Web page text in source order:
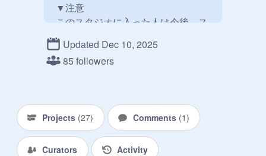
▼注意
このスタジオに入った人は今後、ス
タジオ招待をする可能性があります
▼このスタジオでのルール
@koara55 のコメント欄で入りたい
と言ってください。
Updated Dec 10, 2025
85 followers
Projects (27) Comments (1)
Curators Activity